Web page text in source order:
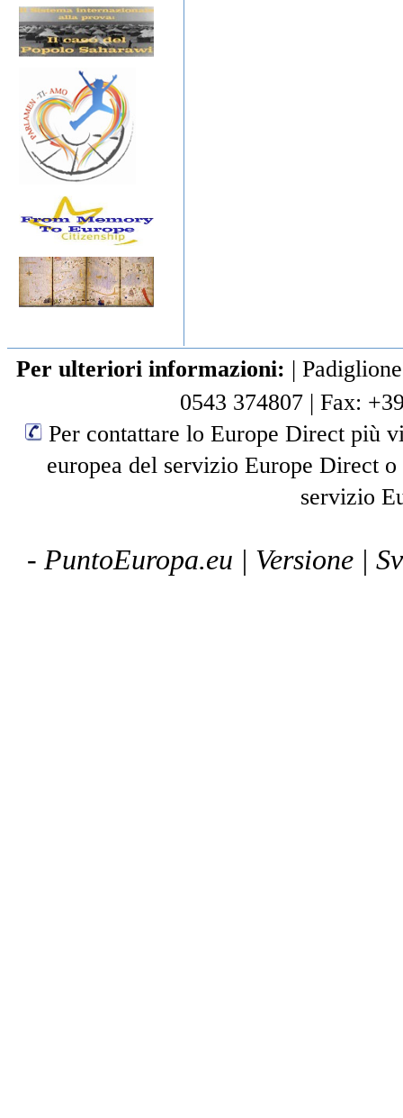
Per ulteriori informazioni: |
0543 374807 | Fax:
Per contattare lo Europe Direct più
europea del servizio Europe Direct
servizio
- PuntoEuropa.eu | Versione |